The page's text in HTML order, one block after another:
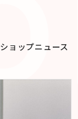
ショップニュース